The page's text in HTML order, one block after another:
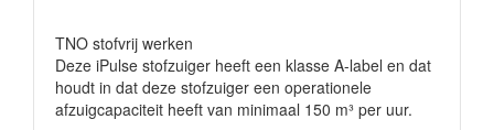
TNO stofvrij werken
Deze iPulse stofzuiger heeft een klasse A-label en dat
houdt in dat deze stofzuiger een operationele
afzuigcapaciteit heeft van minimaal 150 m³ per uur.